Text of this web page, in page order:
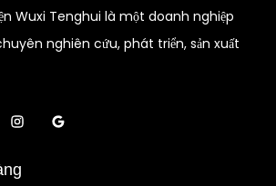
Wuxi Tenghui là một doanh nghiệp
nghiên cứu, phát triển, sản xuất